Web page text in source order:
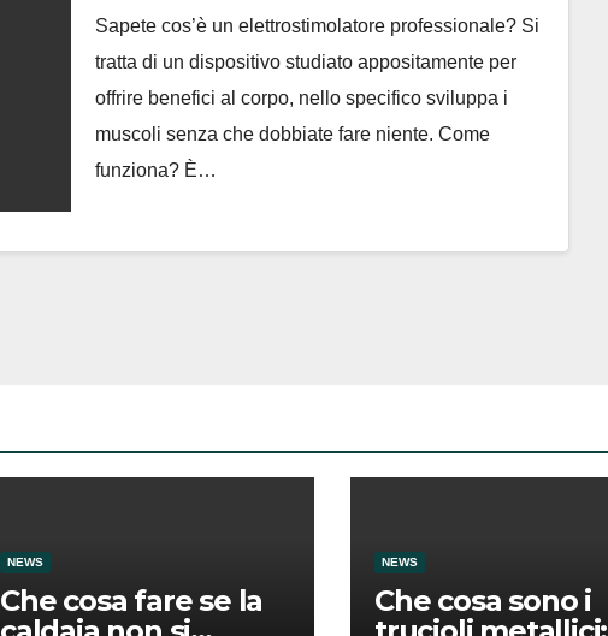
Sapete cos’è un elettrostimolatore professionale? Si
tratta di un dispositivo studiato appositamente per
offrire benefici al corpo, nello specifico sviluppa i
muscoli senza che dobbiate fare niente. Come
funziona? È…
NEWS
Che cosa fare se la
NEWS
Che cosa sono i